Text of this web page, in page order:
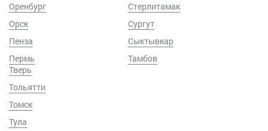
Оренбург
Орск
Пенза
Пермь
Стерлитамак
Сургут
Сыктывкар
Тамбов
Тверь
Тольятти
Томск
Тула